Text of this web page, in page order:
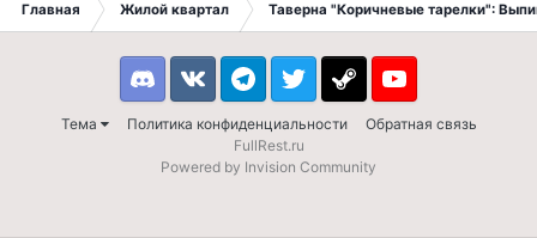
Главная Жилой квартал Таверна "Коричневые тарелки":
Тема Политика конфиденциальности Обратная связь
DiscordVK TelegramTwitter Steam Youtube
FullRest.ru
Powered by Invision Community